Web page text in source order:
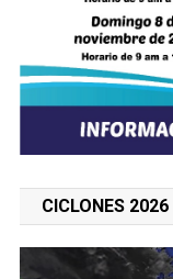
CICLONES 2026